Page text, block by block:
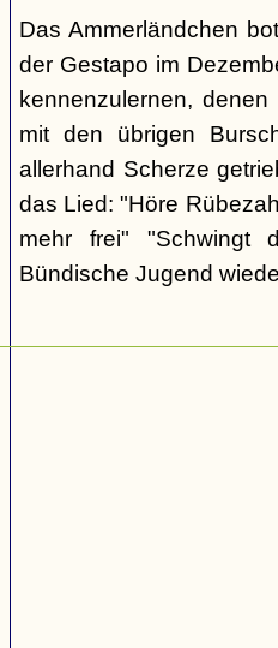
Das Ammerländchen
der Gestapo im
kennenzulernen,
mit den übrigen
allerhand Scherze
das Lied: "Höre
mehr frei" "Schwingt
Bündische Jugend